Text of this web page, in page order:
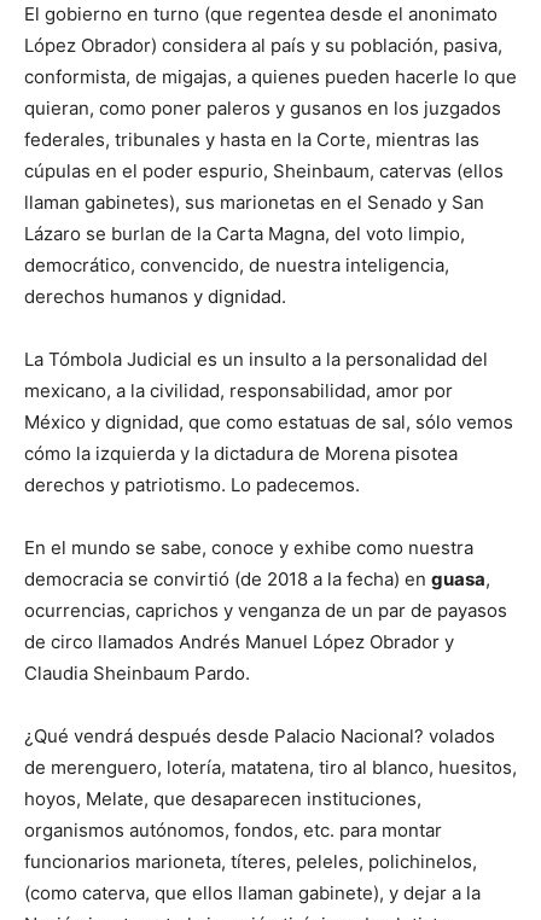
El gobierno en turno (que regentea desde el anonimato
López Obrador) considera al país y su población, pasiva,
conformista, de migajas, a quienes pueden hacerle lo que
quieran, como poner paleros y gusanos en los juzgados
federales, tribunales y hasta en la Corte, mientras las
cúpulas en el poder espurio, Sheinbaum, catervas (ellos
llaman gabinetes), sus marionetas en el Senado y San
Lázaro se burlan de la Carta Magna, del voto limpio,
democrático, convencido, de nuestra inteligencia,
derechos humanos y dignidad.
La Tómbola Judicial es un insulto a la personalidad del
mexicano, a la civilidad, responsabilidad, amor por
México y dignidad, que como estatuas de sal, sólo vemos
cómo la izquierda y la dictadura de Morena pisotea
derechos y patriotismo. Lo padecemos.
En el mundo se sabe, conoce y exhibe como nuestra
democracia se convirtió (de 2018 a la fecha) en guasa,
ocurrencias, caprichos y venganza de un par de payasos
de circo llamados Andrés Manuel López Obrador y
Claudia Sheinbaum Pardo.
¿Qué vendrá después desde Palacio Nacional? volados
de merenguero, lotería, matatena, tiro al blanco, huesitos,
hoyos, Melate, que desaparecen instituciones,
organismos autónomos, fondos, etc. para montar
funcionarios marioneta, títeres, peleles, polichinelos,
(como caterva, que ellos llaman gabinete), y dejar a la